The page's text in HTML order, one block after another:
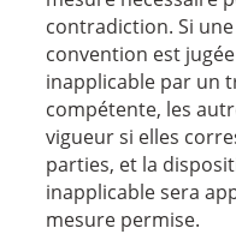
contradiction. Si
convention est
inapplicable par un
compétente, les
vigueur si elles
parties, et la
inapplicable sera
mesure permise.